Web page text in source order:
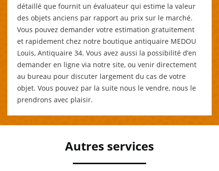
détaillé que fournit un évaluateur qui estime la valeur
des objets anciens par rapport au prix sur le marché.
Vous pouvez demander votre estimation gratuitement
et rapidement chez notre boutique antiquaire MEDOU
Louis, Antiquaire 34. Vous avez aussi la possibilité d’en
demander en ligne via notre site, ou venir directement
au bureau pour discuter largement du cas de votre
objet. Vous pouvez par la suite nous le vendre, nous le
prendrons avec plaisir.
Autres services